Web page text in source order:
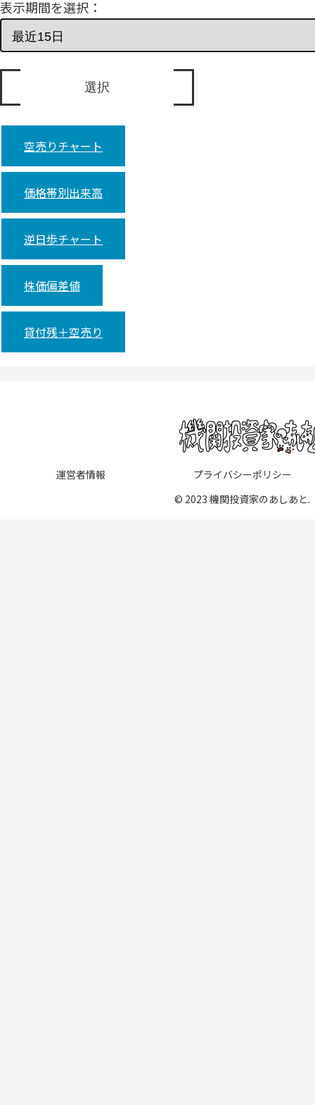
表示期間を選択：
空売りチャート
価格帯別出来高
逆日歩チャート
株価偏差値
貸付残＋空売り
運営者情報
プライバシーポリシー
© 2023 機関投資家のあしあと.